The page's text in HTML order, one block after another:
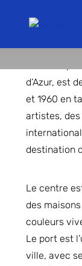
d’Azur, est
et 1960 en
artistes,
destination
Le centre
des
couleurs
Le port est
ville, avec